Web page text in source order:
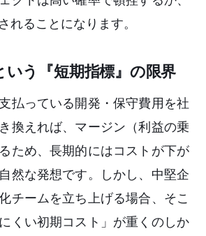
れることになります。
いう『短期指標』の限界
払っている開発・保守費用を社
換えれば、マージン（利益の乗
ため、長期的にはコストが下が
然な発想です。しかし、中堅企
チームを立ち上げる場合、そこ
くい初期コスト」が重くのしか